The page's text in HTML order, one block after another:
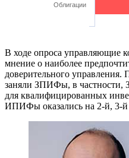
Облигации
В ходе опроса управляющие
мнение о наиболее
доверительного управления.
заняли ЗПИФы, в
для квалифицированных
ИПИФы оказались на 2-й, 3-й